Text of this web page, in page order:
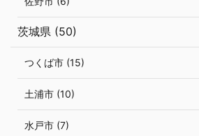
茨城県 (50)
つくば市 (15)
土浦市 (10)
水戸市 (7)